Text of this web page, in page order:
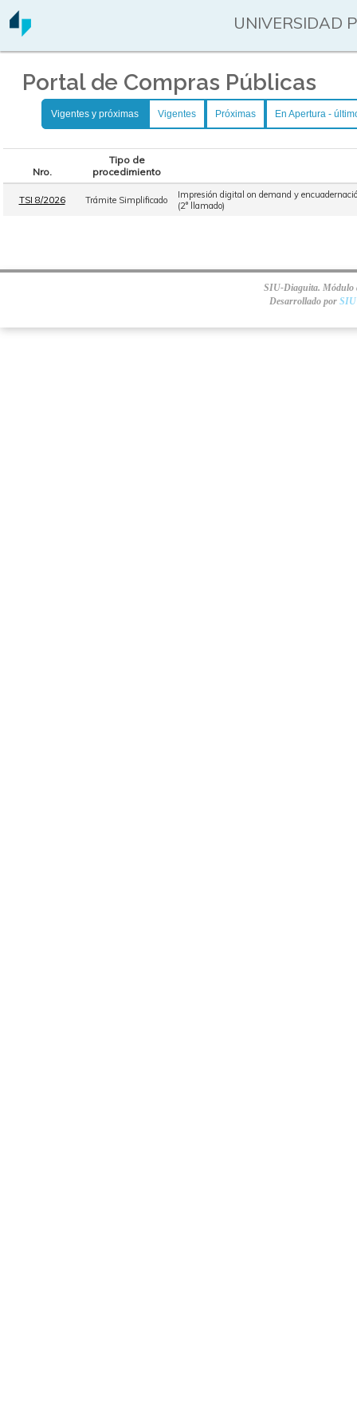
UNIVERSIDAD
Portal de Compras Públicas
Vigentes y próximas Vigentes Próximas En Apertura -
Nro.
Tipo de
procedimiento
TSI 8/2026 Trámite Simplificado
Impresión digital on demand y
(2° llamado)
SIU-Diaguita. Módulo
Desarrollado por SIU